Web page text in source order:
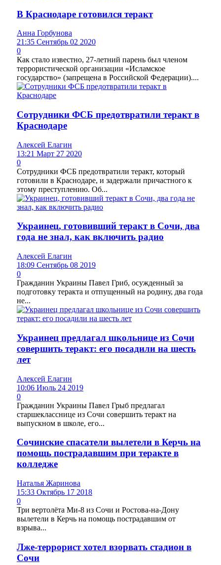
В Краснодаре готовился теракт
Анна Горбунова
21:35 Сентябрь 02 2020
0
Как стало известно, 27-летний парень был членом
террористической организации «Исламское
государство» (запрещена в Российской Федерации)....
Сотрудники ФСБ предотвратили теракт в
Краснодаре
Алексей Елагин
13:21 Март 27 2020
0
Сотрудники ФСБ предотвратили теракт, который
готовили в Краснодаре, и задержали причастного к
этому преступлению. Об...
Украинец, готовивший теракт в Сочи, два
года не знал, как включить радио
Алексей Елагин
18:09 Сентябрь 08 2019
0
Гражданин Украины Павел Гриб, осужденный за
подготовку теракта и отпущенный на родину, два года
не...
Украинец предлагал школьнице из Сочи
совершить теракт: его посадили на шесть
лет
Алексей Елагин
10:06 Июль 24 2019
0
Гражданин Украины Павел Грыб предлагал
старшекласснице из Сочи совершить теракт на
выпускном в школе, его...
Сочинские спасатели вылетели в Керчь на
помощь пострадавшим при теракте в
колледже
Наталья Жаринова
15:33 Октябрь 17 2018
0
Три вертолёта Ми-8 из Сочи и Ростова-на-Дону
вылетели в Керчь на помощь пострадавшим от
взрыва...
Лже-террорист хотел взорвать стадион в
Сочи